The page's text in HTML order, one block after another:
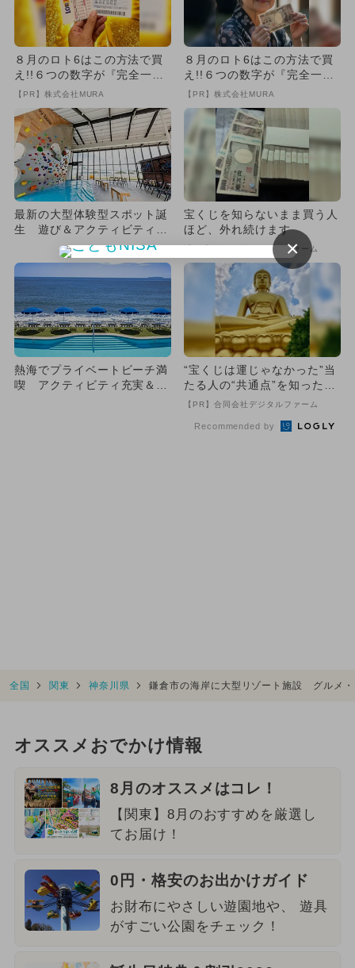
８月のロト6はこの方法で買
え!!６つの数字が『完全一
致』する方法
【PR】株式会社MURA
８月のロト6はこの方法で買
え!!６つの数字が『完全一
致』する方法
【PR】株式会社MURA
最新の大型体験型スポット誕
生 遊び＆アクティビティ＆
食も充実
宝くじを知らないまま買う人
ほど、外れ続けます
【PR】合同会社デジタルファーム
熱海でプライベートビーチ満
喫 アクティビティ充実＆キ
“宝くじは運じゃなかった”当
たる人の“共通点”を知っただ
け
【PR】合同会社デジタルファーム
Recommended by
全国 関東 神奈川県 鎌倉市の海岸に大型リゾート施設 グルメ
オススメおでかけ情報
8月のオススメはコレ！
【関東】8月のおすすめを厳選し
てお届け！
0円・格安のお出かけガイド
お財布にやさしい遊園地や、 遊具
がすごい公園をチェック！
×